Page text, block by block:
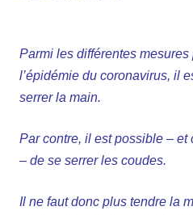
Parmi les différentes
l’épidémie du coronavirus, il
serrer la main.
Par contre, il est possible – et
– de se serrer les coudes.
Il ne faut donc plus tendre la